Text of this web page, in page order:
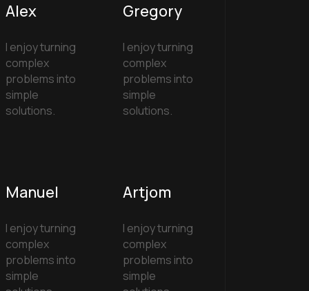
Alex
I enjoy turning
complex
problems into
simple
solutions.
Manuel
I enjoy turning
complex
problems into
simple
Gregory
I enjoy turning
complex
problems into
simple
solutions.
Artjom
I enjoy turning
complex
problems into
simple